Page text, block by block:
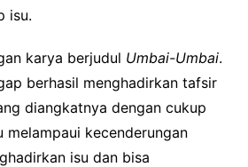
isu.
karya berjudul Umbai-Umbai.
berhasil menghadirkan tafsir
diangkatnya dengan cukup
melampaui kecenderungan
isu dan bisa